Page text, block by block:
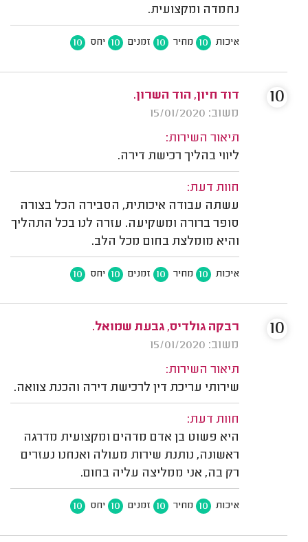
נחמדה ומקצועית.
איכות 10 מחיר 10 זמנים 10 יחס 10
דוד חיון, הוד השרון.
משוב: 15/01/2020
תיאור השירות:
ליווי בהליך רכישת דירה.
חוות דעת:
עשתה עבודה איכותית, הסבירה הכל בצורה
סופר ברורה ומשקיעה. עזרה לנו בכל התהליך
והיא מומלצת בחום מכל הלב.
איכות 10 מחיר 10 זמנים 10 יחס 10
10
רבקה גולדיס, גבעת שמואל.
משוב: 15/01/2020
תיאור השירות:
שירותי עריכת דין לרכישת דירה והכנת צוואה.
חוות דעת:
היא פשוט בן אדם מדהים ומקצועית מדרגה
ראשונה, נותנת שירות מעולה ואנחנו נעזרים
רק בה, אני ממליצה עליה בחום.
איכות 10 מחיר 10 זמנים 10 יחס 10
10